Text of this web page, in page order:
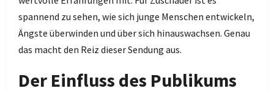
spannend zu sehen, wie sich junge Menschen entwickeln,
Ängste überwinden und über sich hinauswachsen. Genau
das macht den Reiz dieser Sendung aus.
Der Einfluss des Publikums